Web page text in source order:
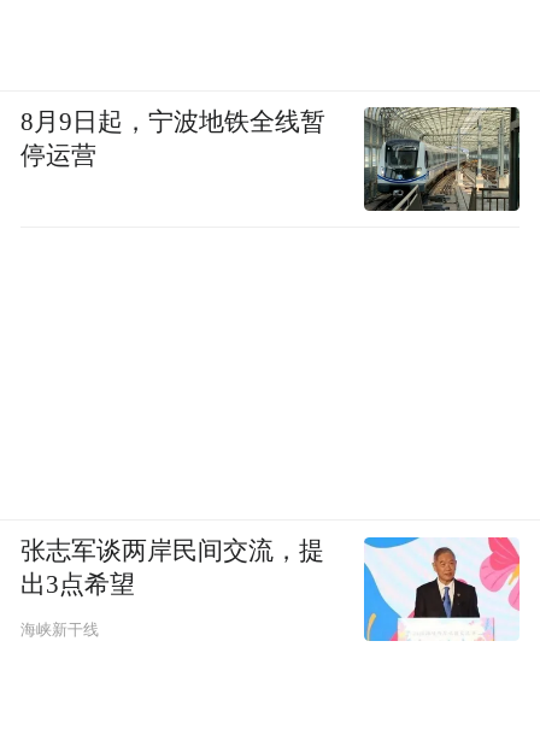
8月9日起，宁波地铁全线暂
停运营
张志军谈两岸民间交流，提
出3点希望
海峡新干线